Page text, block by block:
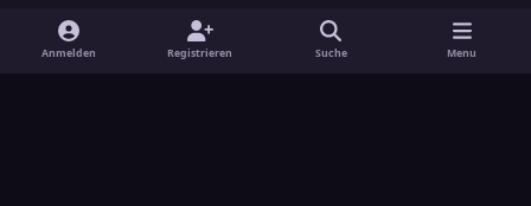
Anmelden Registrieren Suche Menu